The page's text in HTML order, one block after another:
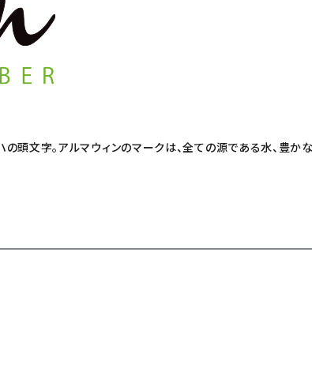
の頭文字。アルマウィンのマークは、全ての源である水、豊